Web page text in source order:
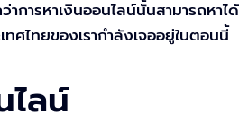
การหาเงินออนไลน์นั้นสามารถหา
ศไทยของเรากำลังเจออยู่ในตอนนี้
ไลน์